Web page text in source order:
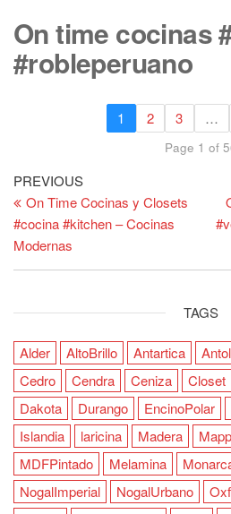
On time cocinas
#robleperuano
1 2 3 …
Page 1 of
Post
navigation
Previous
Post
PREVIOUS
On Time Cocinas y Closets
#cocina #kitchen – Cocinas
Modernas
TAGS
Alder AltoBrillo Antartica
Cedro
Cendra Ceniza Closet
Dakota
Durango EncinoPolar
Islandia
laricina Madera
MDFPintado
Melamina
NogalImperial
NogalUrbano